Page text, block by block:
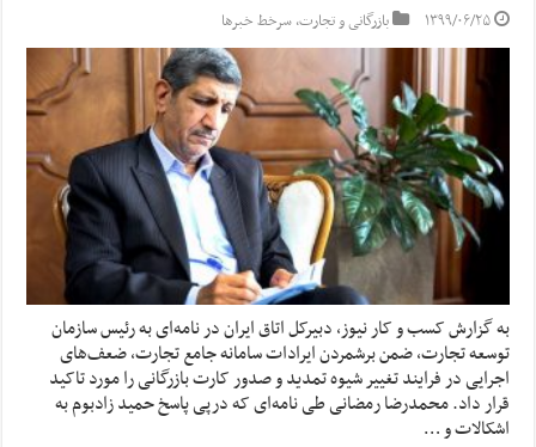
۱۳۹۹/۰۶/۲۵ بازرگانی و تجارت,سرخط خبرها
به گزارش کسب و کار نیوز، دبیرکل اتاق ایران در نامه‌ای به رئیس سازمان
توسعه تجارت، ضمن برشمردن ایرادات سامانه جامع تجارت، ضعف‌های
اجرایی در فرایند تغییر شیوه تمدید و صدور کارت بازرگانی را مورد تاکید
قرار داد. محمدرضا رمضانی طی نامه‌ای که درپی پاسخ حمید زادبوم به
اشکالات و …